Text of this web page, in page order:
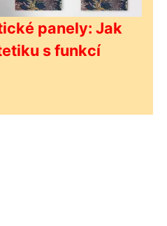
panely: Jak
s funkcí